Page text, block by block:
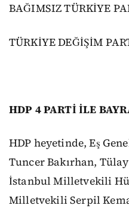
BAĞIMSIZ TÜRKİYE
TÜRKİYE DEĞİŞİM
HDP 4 PARTİ İLE
HDP heyetinde, Eş
Tuncer Bakırhan,
İstanbul Milletvekili
Milletvekili Serpil